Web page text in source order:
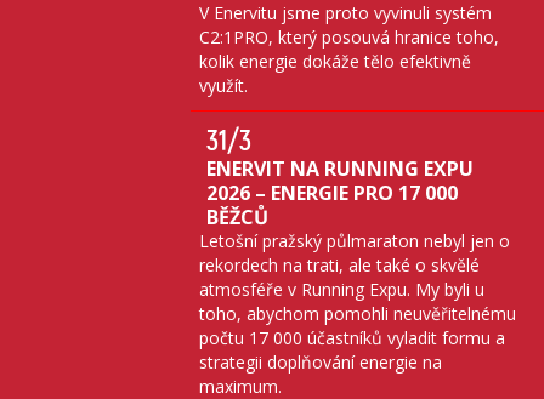
V Enervitu jsme proto vyvinuli systém
C2:1PRO, který posouvá hranice toho,
kolik energie dokáže tělo efektivně
využít.
31/3
ENERVIT NA RUNNING EXPU
2026 – ENERGIE PRO 17 000
BĚŽCŮ
Letošní pražský půlmaraton nebyl jen o
rekordech na trati, ale také o skvělé
atmosféře v Running Expu. My byli u
toho, abychom pomohli neuvěřitelnému
počtu 17 000 účastníků vyladit formu a
strategii doplňování energie na
maximum.